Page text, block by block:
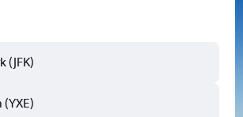
(JFK)